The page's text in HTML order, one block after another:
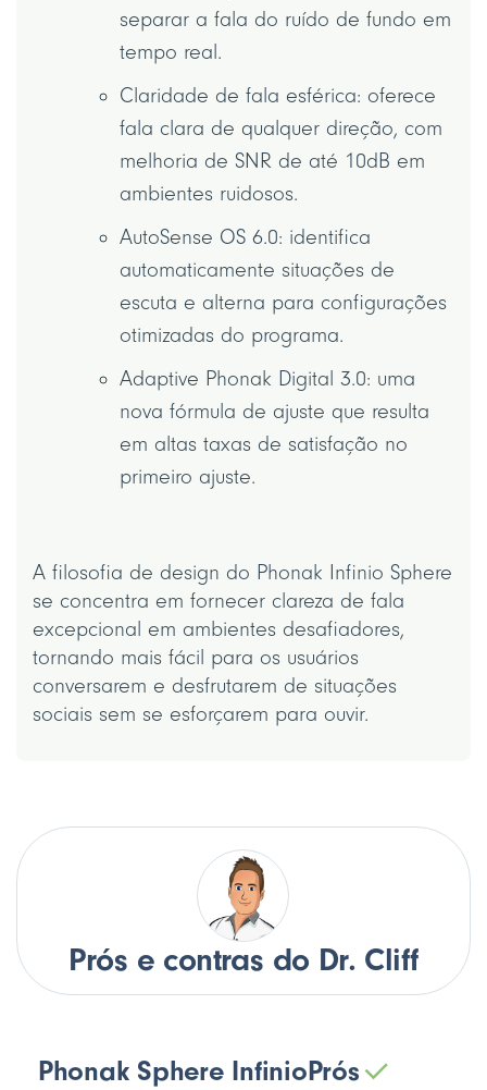
separar a fala do ruído de fundo em
tempo real.
Claridade de fala esférica: oferece
fala clara de qualquer direção, com
melhoria de SNR de até 10dB em
ambientes ruidosos.
AutoSense OS 6.0: identifica
automaticamente situações de
escuta e alterna para configurações
otimizadas do programa.
Adaptive Phonak Digital 3.0: uma
nova fórmula de ajuste que resulta
em altas taxas de satisfação no
primeiro ajuste.
A filosofia de design do Phonak Infinio Sphere
se concentra em fornecer clareza de fala
excepcional em ambientes desafiadores,
tornando mais fácil para os usuários
conversarem e desfrutarem de situações
sociais sem se esforçarem para ouvir.
Prós e contras do Dr. Cliff
Phonak Sphere InfinioPrós